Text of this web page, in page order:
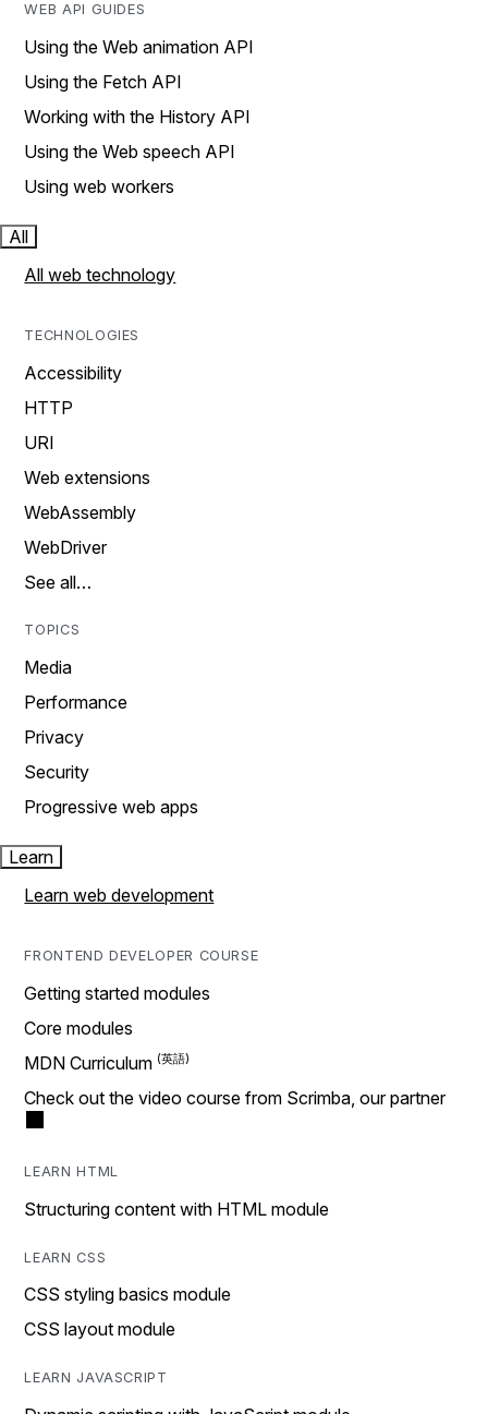
WEB API GUIDES
Using the Web animation API
Using the Fetch API
Working with the History API
Using the Web speech API
Using web workers
All
All web technology
TECHNOLOGIES
Accessibility
HTTP
URI
Web extensions
WebAssembly
WebDriver
See all…
TOPICS
Media
Performance
Privacy
Security
Progressive web apps
Learn
Learn web development
FRONTEND DEVELOPER COURSE
Getting started modules
Core modules
MDN Curriculum
Check out the video course from Scrimba, our partner
LEARN HTML
Structuring content with HTML module
LEARN CSS
CSS styling basics module
CSS layout module
LEARN JAVASCRIPT